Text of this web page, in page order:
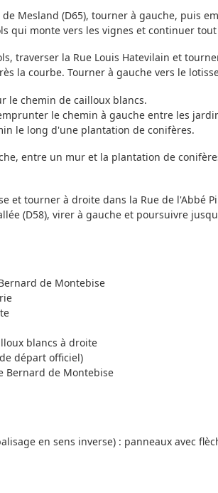
Mesland (D65), tourner à gauche, puis
qui monte vers les vignes et continuer
traverser la Rue Louis Hatevilain et
la courbe. Tourner à gauche vers le
le chemin de cailloux blancs.
le chemin à gauche entre les
le long d'une plantation de conifères.
entre un mur et la plantation de
et tourner à droite dans la Rue de l'Abbé
(D58), virer à gauche et poursuivre
de Montebise
blancs à droite
départ officiel)
Bernard de Montebise
en sens inverse) : panneaux avec